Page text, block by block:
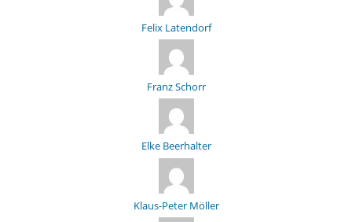
Felix Latendorf
Franz Schorr
Elke Beerhalter
Klaus-Peter Möller